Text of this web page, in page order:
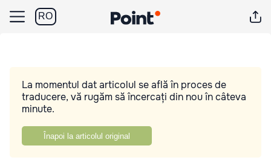
RO
La momentul dat articolul se află în proces de
traducere, vă rugăm să încercați din nou în câteva
minute.
Înapoi la articolul original